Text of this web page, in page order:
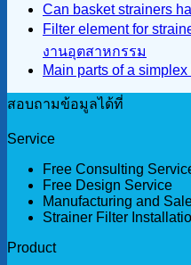
Can basket strainers
Filter element for
งานอุตสาหกรรม
Main parts of a
สอบถามข้อมูลได้ที่
Service
Free Consulting
Free Design Service
Manufacturing and
Strainer Filter
Product